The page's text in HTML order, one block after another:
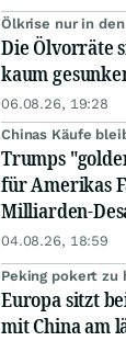
Ölkrise nur in den
Die Ölvorräte
kaum
06.08.26, 19:28
Chinas Käufe
Trumps
für Amerikas
Milliarden-
04.08.26, 18:59
Peking pokert zu
Europa sitzt
mit China am